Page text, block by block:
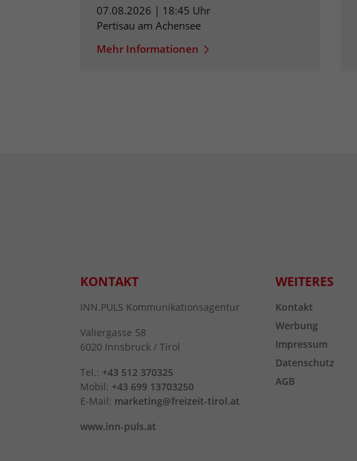
07.08.2026 | 18:45 Uhr
Pertisau am Achensee
Mehr Informationen
KONTAKT
INN.PULS Kommunikationsagentur
Valiergasse 58
6020 Innsbruck / Tirol
Tel.: +43 512 370325
Mobil: +43 699 13703250
E-Mail: marketing@freizeit-tirol.at
www.inn-puls.at
WEITERES
Kontakt
Werbung
Impressum
Datenschutz
AGB